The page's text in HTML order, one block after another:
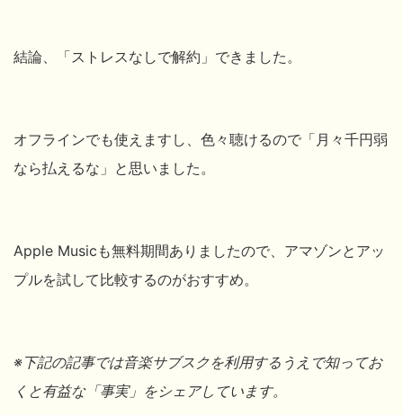
結論、「ストレスなしで解約」できました。
オフラインでも使えますし、色々聴けるので「月々千円弱
なら払えるな」と思いました。
Apple Musicも無料期間ありましたので、アマゾンとアッ
プルを試して比較するのがおすすめ。
※下記の記事では音楽サブスクを利用するうえで知ってお
くと有益な「事実」をシェアしています。